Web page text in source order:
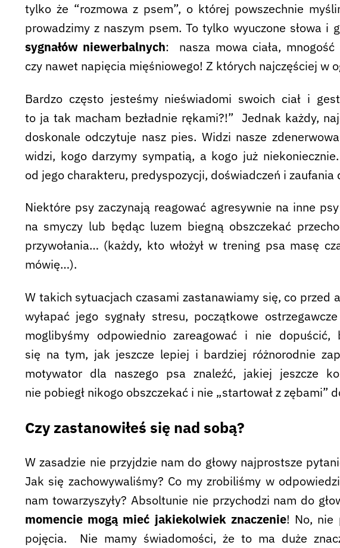
tylko że “rozmowa z psem”, o której powszechnie
prowadzimy z naszym psem. To tylko wyuczone słowa
sygnałów niewerbalnych: nasza mowa ciała,
czy nawet napięcia mięśniowego! Z których najczęściej w
Bardzo często jesteśmy nieświadomi swoich ciał i
to ja tak macham bezładnie rękami?!” Jednak każdy,
doskonale odczytuje nasz pies. Widzi nasze
widzi, kogo darzymy sympatią, a kogo już
od jego charakteru, predyspozycji, doświadczeń i zaufania
Niektóre psy zaczynają reagować agresywnie na inne
na smyczy lub będąc luzem biegną obszczekać
przywołania… (każdy, kto włożył w trening psa masę
mówię…).
W takich sytuacjach czasami zastanawiamy się, co przed
wyłapać jego sygnały stresu, początkowe
moglibyśmy odpowiednio zareagować i nie
się na tym, jak jeszcze lepiej i bardziej różnorodnie
motywator dla naszego psa znaleźć, jakiej jeszcze
nie pobiegł nikogo obszczekać i nie „startował z zębami”
Czy zastanowiłeś się nad sobą?
W zasadzie nie przyjdzie nam do głowy najprostsze
Jak się zachowywaliśmy? Co my zrobiliśmy w
nam towarzyszyły? Absoltunie nie przychodzi nam do
momencie mogą mieć jakiekolwiek znaczenie! No, nie
pojęcia. Nie mamy świadomości, że to ma duże